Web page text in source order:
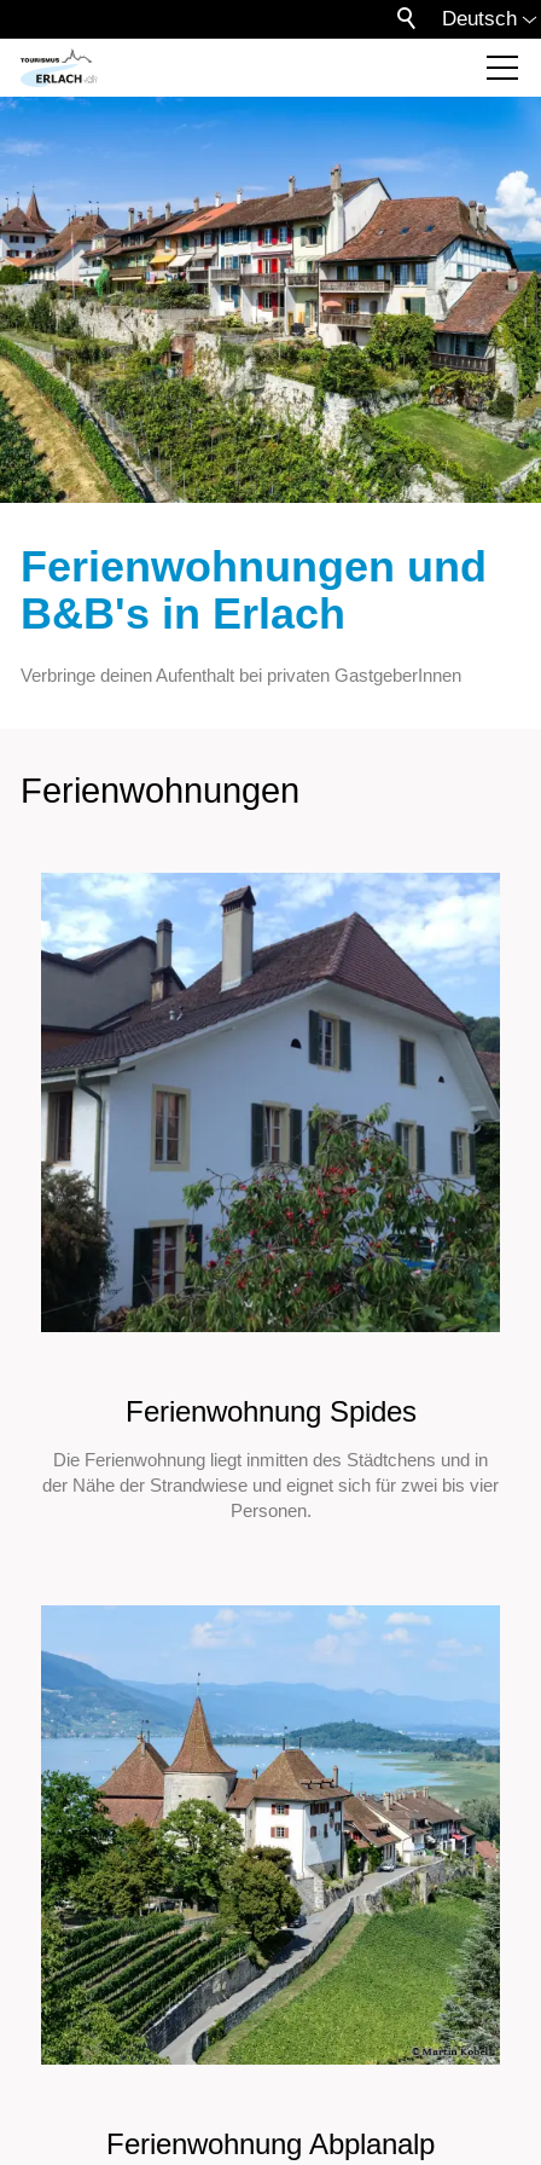
Deutsch
Ferienwohnungen und
B&B's in Erlach
Verbringe deinen Aufenthalt bei privaten GastgeberInnen
Ferienwohnungen
Ferienwohnung Spides
Die Ferienwohnung liegt inmitten des Städtchens und in
der Nähe der Strandwiese und eignet sich für zwei bis vier
Personen.
Ferienwohnung Abplanalp